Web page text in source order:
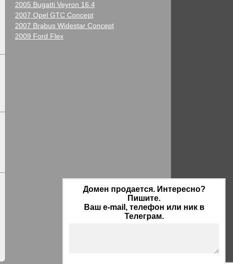
2005 Bugatti Veyron 16.4
2007 Opel GTC Concept
2007 Brabus Widestar Concept
2009 Ford Flex
Домен продается. Интересно?
Пишите.
Ваш e-mail, телефон или ник в
Телеграм.